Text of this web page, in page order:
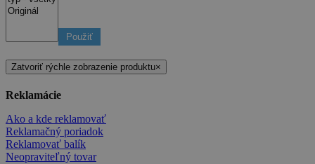
Použiť
Zatvoriť rýchle zobrazenie produktu×
Reklamácie
Ako a kde reklamovať
Reklamačný poriadok
Reklamovať balík
Neopraviteľný tovar